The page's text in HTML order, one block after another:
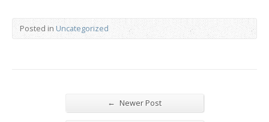
Posted in Uncategorized
← Newer Post